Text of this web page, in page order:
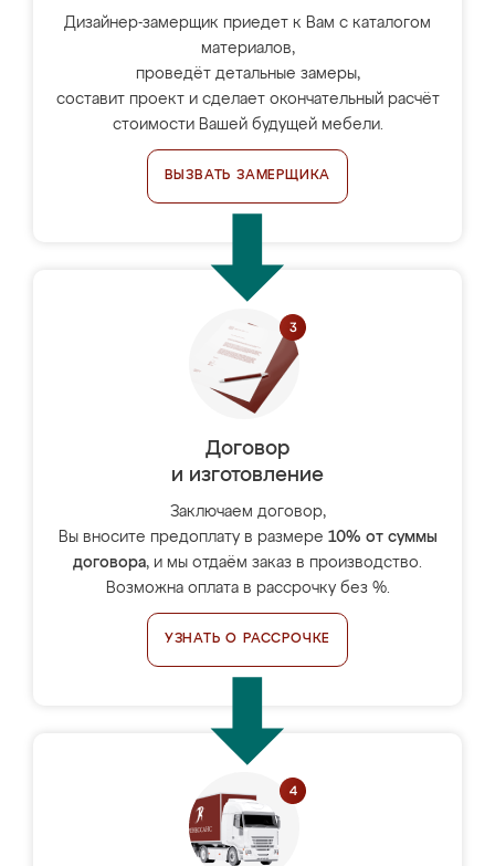
Дизайнер-замерщик приедет к Вам с каталогом
материалов,
проведёт детальные замеры,
составит проект и сделает окончательный расчёт
стоимости Вашей будущей мебели.
ВЫЗВАТЬ ЗАМЕРЩИКА
Договор
и изготовление
Заключаем договор,
Вы вносите предоплату в размере 10% от суммы
договора, и мы отдаём заказ в производство.
Возможна оплата в рассрочку без %.
УЗНАТЬ О РАССРОЧКЕ